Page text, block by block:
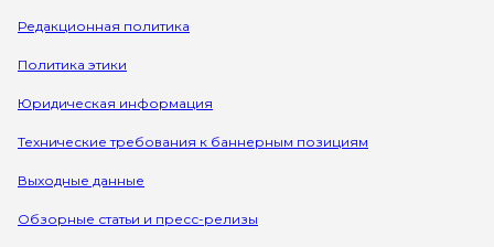
Редакционная политика
Политика этики
Юридическая информация
Технические требования к баннерным позициям
Выходные данные
Обзорные статьи и пресс-релизы